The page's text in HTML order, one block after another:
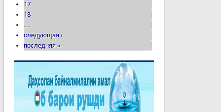
17
18
…
следующая ›
последняя »